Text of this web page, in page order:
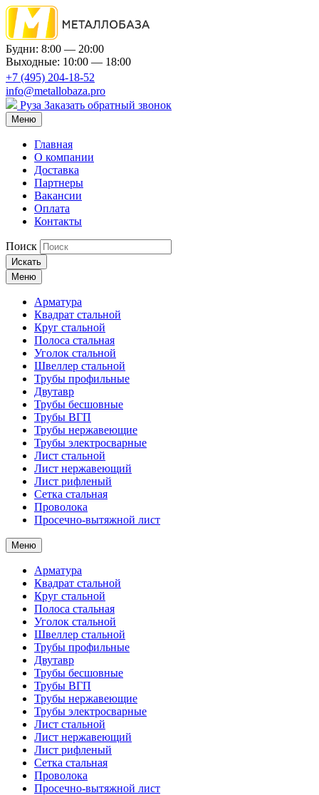
Будни: 8:00 — 20:00
Выходные: 10:00 — 18:00
+7 (495) 204-18-52
info@metallobaza.pro
Руза Заказать обратный звонок
Меню
Главная
О компании
Доставка
Партнеры
Вакансии
Оплата
Контакты
Поиск
Искать
Меню
Арматура
Квадрат стальной
Круг стальной
Полоса стальная
Уголок стальной
Швеллер стальной
Трубы профильные
Двутавр
Трубы бесшовные
Трубы ВГП
Трубы нержавеющие
Трубы электросварные
Лист стальной
Лист нержавеющий
Лист рифленый
Сетка стальная
Проволока
Просечно-вытяжной лист
Меню
Арматура
Квадрат стальной
Круг стальной
Полоса стальная
Уголок стальной
Швеллер стальной
Трубы профильные
Двутавр
Трубы бесшовные
Трубы ВГП
Трубы нержавеющие
Трубы электросварные
Лист стальной
Лист нержавеющий
Лист рифленый
Сетка стальная
Проволока
Просечно-вытяжной лист